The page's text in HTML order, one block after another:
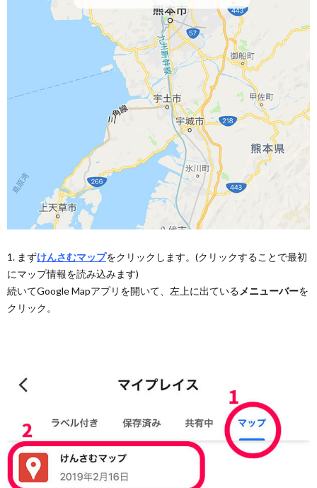
1. まずけんさむマップをクリックします。(クリックすることで最初
にマップ情報を読み込みます)
続いてGoogle Mapアプリを開いて、左上に出ている メニューバーを
クリック。